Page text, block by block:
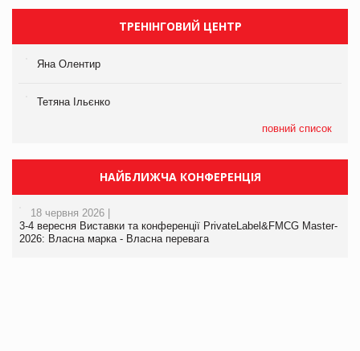
ТРЕНІНГОВИЙ ЦЕНТР
Яна Олентир
Тетяна Ільєнко
повний список
НАЙБЛИЖЧА КОНФЕРЕНЦІЯ
18 червня 2026 |
3-4 вересня Виставки та конференції PrivateLabel&FMCG Master-
2026: Власна марка - Власна перевага